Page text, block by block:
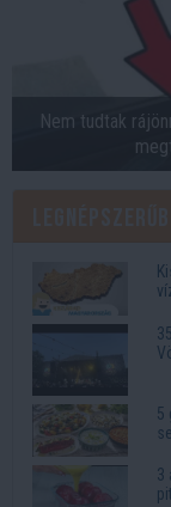
Nem tudtak
5
3